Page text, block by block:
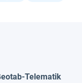
Telematik